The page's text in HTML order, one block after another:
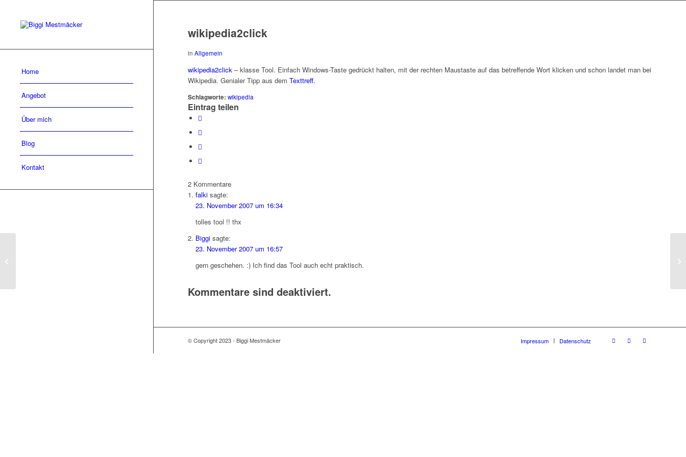
Home
Angebot
Über mich
Blog
Kontakt
wikipedia2click
in Allgemein
wikipedia2click– klasse Tool. Einfach Windows-Taste gedrückt halten, mit der rechten Maustaste auf das betreffende Wort klicken und schon landet man bei
Wikipedia. Genialer Tipp aus dem Texttreff.
Schlagworte: wikipedia
Eintrag teilen
2 Kommentare
falki sagte:
23. November 2007 um 16:34
tolles tool !! thx
Biggi sagte:
23. November 2007 um 16:57
gern geschehen. :) Ich find das Tool auch echt praktisch.
Kommentare sind deaktiviert.
© Copyright 2023 - Biggi Mestmäcker Impressum Datenschutz